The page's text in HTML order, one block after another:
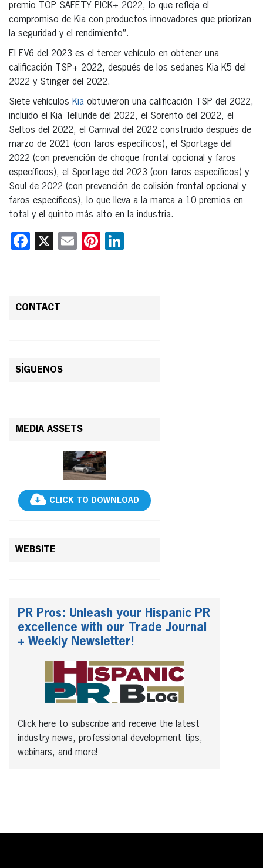
premio TOP SAFETY PICK+ 2022, lo que refleja el
compromiso de Kia con productos innovadores que priorizan
la seguridad y el rendimiento”.
El EV6 del 2023 es el tercer vehículo en obtener una
calificación TSP+ 2022, después de los sedanes Kia K5 del
2022 y Stinger del 2022.
Siete vehículos Kia obtuvieron una calificación TSP del 2022,
incluido el Kia Telluride del 2022, el Sorento del 2022, el
Seltos del 2022, el Carnival del 2022 construido después de
marzo de 2021 (con faros específicos), el Sportage del
2022 (con prevención de choque frontal opcional y faros
específicos), el Sportage del 2023 (con faros específicos) y
Soul de 2022 (con prevención de colisión frontal opcional y
faros específicos), lo que lleva a la marca a 10 premios en
total y el quinto más alto en la industria.
Facebook
X EmailPinterest
CONTACT
SÍGUENOS
MEDIA ASSETS
CLICK TO DOWNLOAD
WEBSITE
PR Pros: Unleash your Hispanic PR
excellence with our Trade Journal
+ Weekly Newsletter!
Click here to subscribe and receive the latest
industry news, professional development tips,
webinars, and more!